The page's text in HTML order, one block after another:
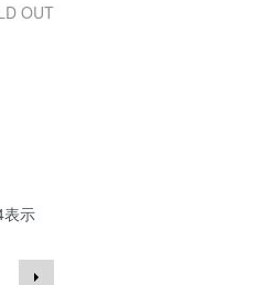
OUT
表示